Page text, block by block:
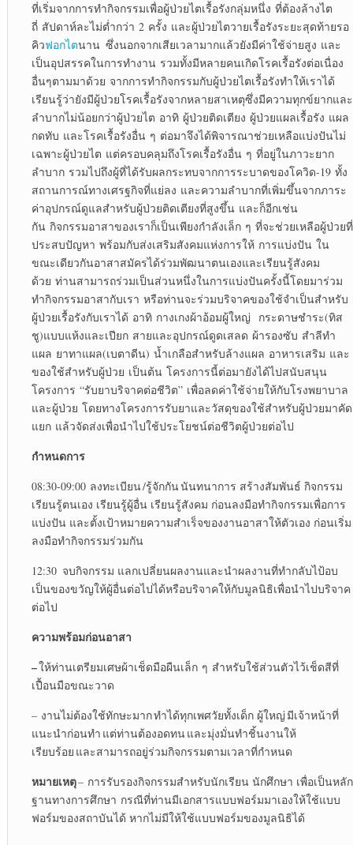
ที่เริ่มจากการทำกิจกรรมเพื่อผู้ป่วยไตเรื้อรังกลุ่มหนึ่ง ที่ต้องล้างไต
ถี่ สัปดาห์ละไม่ต่ำกว่า 2 ครั้ง และผู้ป่วยไตวายเรื้อรังระยะสุดท้ายรอ
คิวฟอกไตนาน ซึ่งนอกจากเสียเวลามากแล้วยังมีค่าใช้จ่ายสูง และ
เป็นอุปสรรคในการทำงาน รวมทั้งมีหลายคนเกิดโรคเรื้อรังต่อเนื่อง
อื่นๆตามมาด้วย จากการทำกิจกรรมกับผู้ป่วยไตเรื้อรังทำให้เราได้
เรียนรู้ว่ายังมีผู้ป่วยโรคเรื้อรังจากหลายสาเหตุซึ่งมีความทุกข์ยากและ
ลำบากไม่น้อยกว่าผู้ป่วยไต อาทิ ผู้ป่วยติดเตียง ผู้ป่วยแผลเรื้อรัง แผล
กดทับ และโรคเรื้อรังอื่น ๆ ต่อมาจึงได้พิจารณาช่วยเหลือแบ่งปันไม่
เฉพาะผู้ป่วยไต แต่ครอบคลุมถึงโรคเรื้อรังอื่น ๆ ที่อยู่ในภาวะยาก
ลำบาก รวมไปถึงผู้ที่ได้รับผลกระทบจากการระบาดของโควิด-19 ทั้ง
สถานการณ์ทางเศรฐกิจที่แย่ลง และความลำบากที่เพิ่มขึ้นจากภาระ
ค่าอุปกรณ์ดูแลสำหรับผู้ป่วยติดเตียงที่สูงขึ้น และก็อีกเช่น
กัน กิจกรรมอาสาของเราก็เป็นเพียงกำลังเล็ก ๆ ที่จะช่วยเหลือผู้ป่วยที่
ประสบปัญหา พร้อมกับส่งเสริมสังคมแห่งการให้ การแบ่งปัน ใน
ขณะเดียวกันอาสาสมัครได้ร่วมพัฒนาตนเองและเรียนรู้สังคม
ด้วย ท่านสามารถร่วมเป็นส่วนหนึ่งในการแบ่งปันครั้งนี้โดยมาร่วม
ทำกิจกรรมอาสากับเรา หรือท่านจะร่วมบริจาคของใช้จำเป็นสำหรับ
ผู้ป่วยเรื้อรังกับเราได้ อาทิ กางเกงผ้าอ้อมผู้ใหญ่ กระดาษชำระ(ทิส
ชู)แบบแห้งและเปียก สายและอุปกรณ์ดูดเสลด ผ้ารองซับ สำลีทำ
แผล ยาทาแผล(เบตาดีน) น้ำเกลือสำหรับล้างแผล อาหารเสริม และ
ของใช้สำหรับผู้ป่วย เป็นต้น โครงการนี้ต่อมายังได้ไปสนับสนุน
โครงการ “รับยาบริจาคต่อชีวิต” เพื่อลดค่าใช้จ่ายให้กับโรงพยาบาล
และผู้ป่วย โดยทางโครงการรับยาและวัสดุของใช้สำหรับผู้ป่วยมาคัด
แยก แล้วจัดส่งเพื่อนำไปใช้ประโยชน์ต่อชีวิตผู้ป่วยต่อไป
กำหนดการ
08:30-09:00 ลงทะเบียน /รู้จักกัน นันทนาการ สร้างสัมพันธ์ กิจกรรม
เรียนรู้ตนเอง เรียนรู้ผู้อื่น เรียนรู้สังคม ก่อนลงมือทำกิจกรรมเพื่อการ
แบ่งปัน และตั้งเป้าหมายความสำเร็จของงานอาสาให้ตัวเอง ก่อนเริ่ม
ลงมือทำกิจกรรมร่วมกัน
12:30 จบกิจกรรม แลกเปลี่ยนผลงานและนำผลงานที่ทำกลับไป้อบ
เป็นของขวัญให้ผู้อื่นต่อไปได้หรือบริจาคให้กับมูลนิธิเพื่อนำไปบริจาค
ต่อไป
ความพร้อมก่อนอาสา
–ให้ท่านเตรียมเศษผ้าเช็ดมือผืนเล็ก ๆ สำหรับใช้ส่วนตัวไว้เช็ดสีที่
เปื้อนมือขณะวาด
– งานไม่ต้องใช้ทักษะมาก ทำได้ทุกเพศวัยทั้งเด็ก ผู้ใหญ่ มีเจ้าหน้าที่
แนะนำก่อนทำ แต่ท่านต้องอดทน และมุ่งมั่นทำชิ้นงานให้
เรียบร้อย และสามารถอยู่ร่วมกิจกรรมตามเวลาที่กำหนด
หมายเหตุ– การรับรองกิจกรรมสำหรับนักเรียน นักศึกษา เพื่อเป็นหลัก
ฐานทางการศึกษา กรณีที่ท่านมีเอกสารแบบฟอร์มมาเองให้ใช้แบบ
ฟอร์มของสถาบันได้ หากไม่มีให้ใช้แบบฟอร์มของมูลนิธิได้